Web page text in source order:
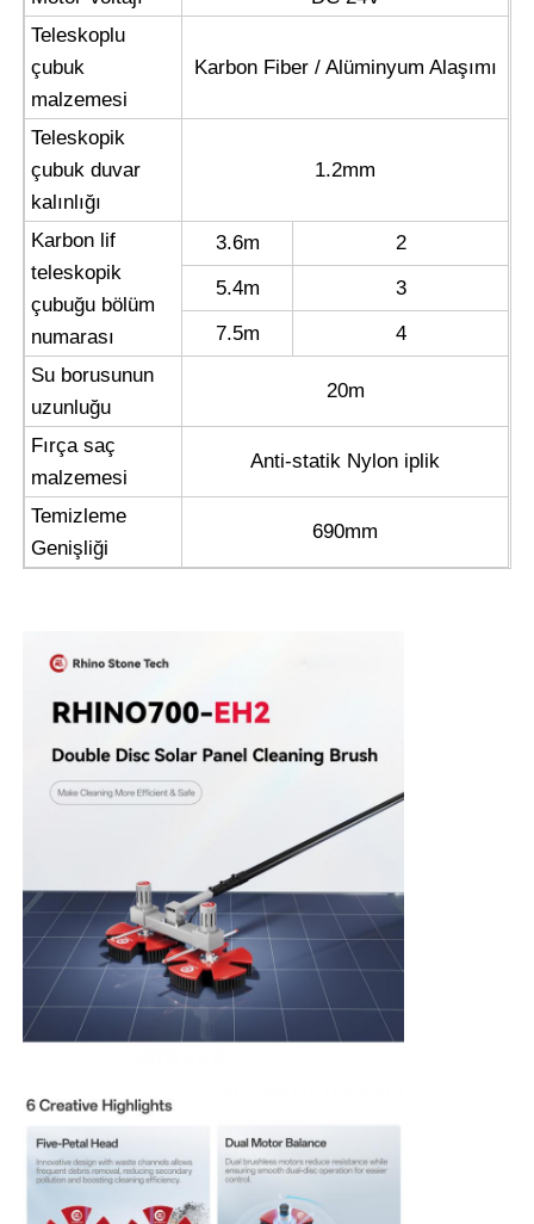
Ters Osmoz Makinesi
Güneş Paneli Temizleme Robotu
Enerji Depolama Ses Bariyeri
Teleskoplu
çubuk
malzemesi
Karbon Fiber / Alüminyum Alaşımı
Teleskopik
çubuk duvar
kalınlığı
1.2mm
Karbon lif
teleskopik
çubuğu bölüm
numarası
3.6m
2
5.4m
3
7.5m
4
Su borusunun
uzunluğu
20m
Fırça saç
malzemesi
Anti-statik Nylon iplik
Temizleme
Genişliği
690mm